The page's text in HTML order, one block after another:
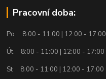
Pracovní doba:
Po 8:00 - 11:00 | 12:00 - 17:00
Út 8:00 - 11:00 | 12:00 - 17:00
St 8:00 - 11:00 | 12:00 - 17:00